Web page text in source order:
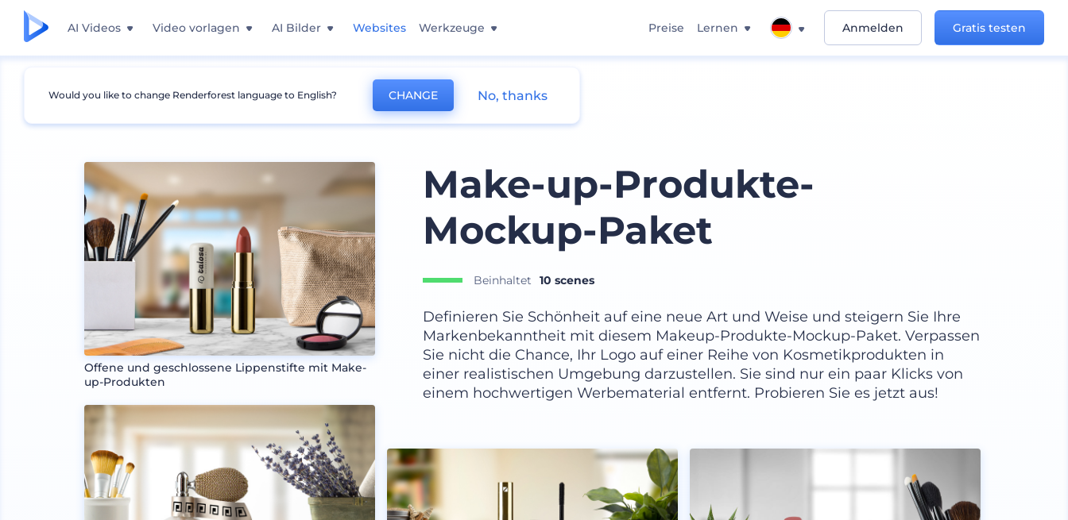
AI Videos Video vorlagen AI Bilder Websites Werkzeuge Preise Lernen Anmelden Gratis testen
Mockups Produkte Kosmetik Mockup
Offene und geschlossene Lippenstifte mit Make-
up-Produkten
Make-up-Produkte-
Mockup-Paket
Beinhaltet 10 scenes
Definieren Sie Schönheit auf eine neue Art und Weise und steigern Sie Ihre
Markenbekanntheit mit diesem Makeup-Produkte-Mockup-Paket. Verpassen
Sie nicht die Chance, Ihr Logo auf einer Reihe von Kosmetikprodukten in
einer realistischen Umgebung darzustellen. Sie sind nur ein paar Klicks von
einem hochwertigen Werbematerial entfernt. Probieren Sie es jetzt aus!
Would you like to change Renderforest language to English? CHANGE No, thanks